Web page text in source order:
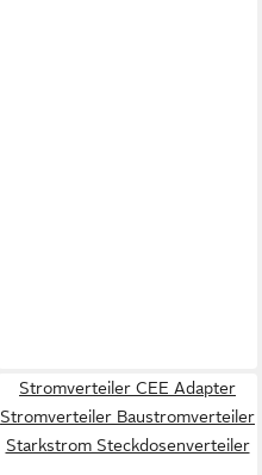
Stromverteiler CEE Adapter
Stromverteiler Baustromverteiler
Starkstrom Steckdosenverteiler